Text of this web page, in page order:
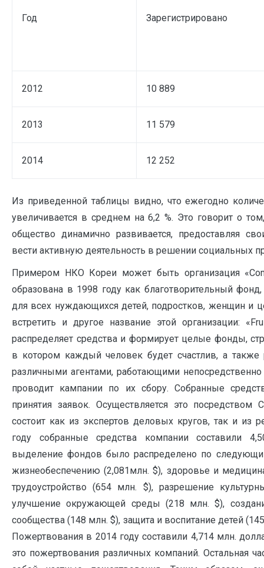
Год Зарегистрировано
2012 10 889
2013 11 579
2014 12 252
Из приведенной таблицы видно, что ежегодно
увеличивается в среднем на 6,2 %. Это говорит о
общество динамично развивается, предоставляя
вести активную деятельность в решении социальных
Примером НКО Кореи может быть организация
образована в 1998 году как благотворительный
для всех нуждающихся детей, подростков, женщин и
встретить и другое название этой организации:
распределяет средства и формирует целые фонды,
в котором каждый человек будет счастлив, а также
различными агентами, работающими
проводит кампании по их сбору. Собранные
принятия заявок. Осуществляется это посредством
состоит как из экспертов деловых кругов, так и из
году собранные средства компании составили
выделение фондов было распределено по
жизнеобеспечению (2,081млн. $), здоровье и
трудоустройство (654 млн. $), разрешение
улучшение окружающей среды (218 млн. $),
сообщества (148 млн. $), защита и воспитание детей
Пожертвования в 2014 году составили 4,714 млн.
это пожертвования различных компаний. Остальная